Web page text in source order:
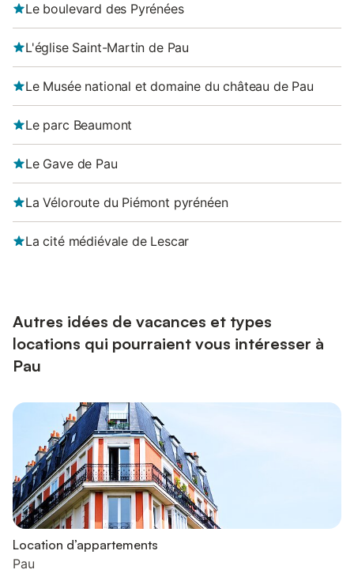
Le boulevard des Pyrénées
L'église Saint-Martin de Pau
Le Musée national et domaine du château de Pau
Le parc Beaumont
Le Gave de Pau
La Véloroute du Piémont pyrénéen
La cité médiévale de Lescar
Autres idées de vacances et types
locations qui pourraient vous intéresser à
Pau
Location d’appartements
Pau